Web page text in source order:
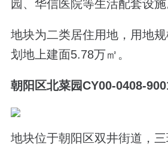
园、华信医院等生活配套设施
地块为二类居住用地，用地
划地上建面5.78万㎡。
朝阳区北菜园CY00-0408-
地块位于朝阳区双井街道，三